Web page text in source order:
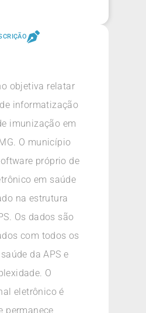
objetiva relatar
informatização
imunização em
O município
próprio de
em saúde
na estrutura
Os dados são
com todos os
da APS e
O
eletrônico é
permanece